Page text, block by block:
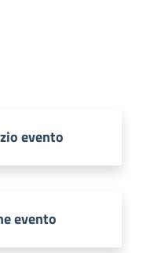
evento
evento